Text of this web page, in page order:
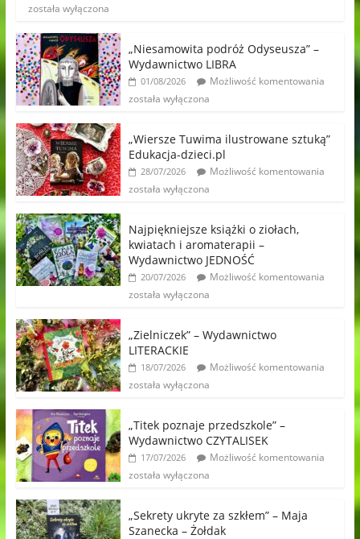
została wyłączona
„Niesamowita podróż Odyseusza” –
Wydawnictwo LIBRA
01/08/2026
Możliwość komentowania
została wyłączona
„Wiersze Tuwima ilustrowane sztuką”
Edukacja-dzieci.pl
28/07/2026
Możliwość komentowania
została wyłączona
Najpiękniejsze książki o ziołach,
kwiatach i aromaterapii –
Wydawnictwo JEDNOŚĆ
20/07/2026
Możliwość komentowania
została wyłączona
„Zielniczek” – Wydawnictwo
LITERACKIE
18/07/2026
Możliwość komentowania
została wyłączona
„Titek poznaje przedszkole” –
Wydawnictwo CZYTALISEK
17/07/2026
Możliwość komentowania
została wyłączona
„Sekrety ukryte za szkłem” – Maja
Szanecka – Żołdak